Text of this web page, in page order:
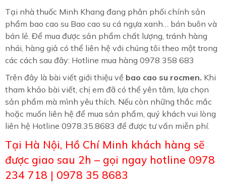
Tại nhà thuốc Minh Khang đang phân phối chính sản
phẩm bao cao su Bao cao su cá ngựa xanh… bán buôn và
bán lẻ. Để mua được sản phẩm chất lượng, tránh hàng
nhái, hàng giả có thể liên hệ với chúng tôi theo một trong
các cách sau đây: Hotline mua hàng 0978 358 683
Trên đây là bài viết giới thiệu về bao cao su rocmen. Khi
tham khảo bài viết, chị em đã có thể yên tâm, lựa chọn
sản phẩm mà mình yêu thích. Nếu còn những thắc mắc
hoặc muốn liên hệ để mua sản phẩm, quý khách vui lòng
liên hệ Hotline 0978.35.8683 để được tư vấn miễn phí.
Tại Hà Nội, Hồ Chí Minh khách hàng sẽ
được giao sau 2h – gọi ngay hotline 0978
234 718 | 0978 35 8683